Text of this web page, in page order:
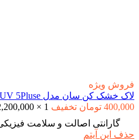
فروش ویژه
لاک خشک کن سان مدل SUNUV 5Pluse
400,000 تومان تخفیف 1
×
گارانتی اصالت و سلامت
حذف این آیتم